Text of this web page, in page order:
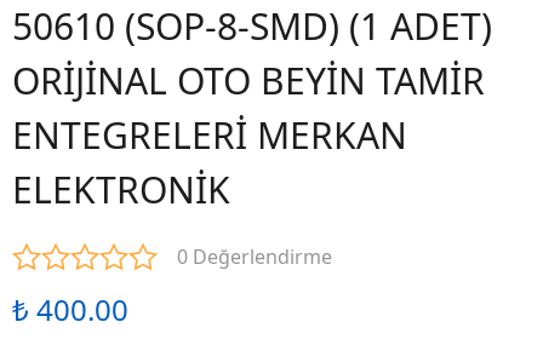
50610 (SOP-8-SMD) (1 ADET)
ORİJİNAL OTO BEYİN TAMİR
ENTEGRELERİ MERKAN
ELEKTRONİK
0 Değerlendirme
₺ 400.00